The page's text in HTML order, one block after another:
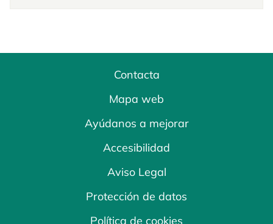
Contacta
Mapa web
Ayúdanos a mejorar
Accesibilidad
Aviso Legal
Protección de datos
Política de cookies